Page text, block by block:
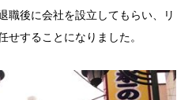
職後に会社を設立してもらい、リ
せすることになりました。